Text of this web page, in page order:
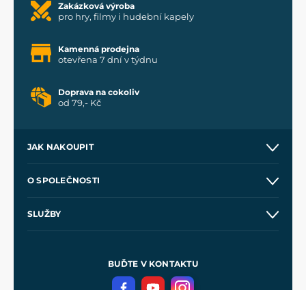
Zakázková výroba
pro hry, filmy i hudební kapely
Kamenná prodejna
otevřena 7 dní v týdnu
Doprava na cokoliv
od 79,- Kč
JAK NAKOUPIT
Velkoobchod
O SPOLEČNOSTI
SLUŽBY
Meče pro Kingdom Come
BUĎTE V KONTAKTU